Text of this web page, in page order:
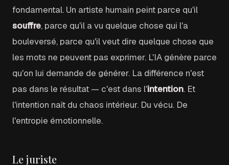
fondamental. Un artiste humain peint parce qu'il
souffre, parce qu'il a vu quelque chose qui l'a
bouleversé, parce qu'il veut dire quelque chose que
les mots ne peuvent pas exprimer. L'IA génère parce
qu'on lui demande de générer. La différence n'est
pas dans le résultat — c'est dans l'intention. Et
l'intention naît du chaos intérieur. Du vécu. De
l'entropie émotionnelle.
Le juriste